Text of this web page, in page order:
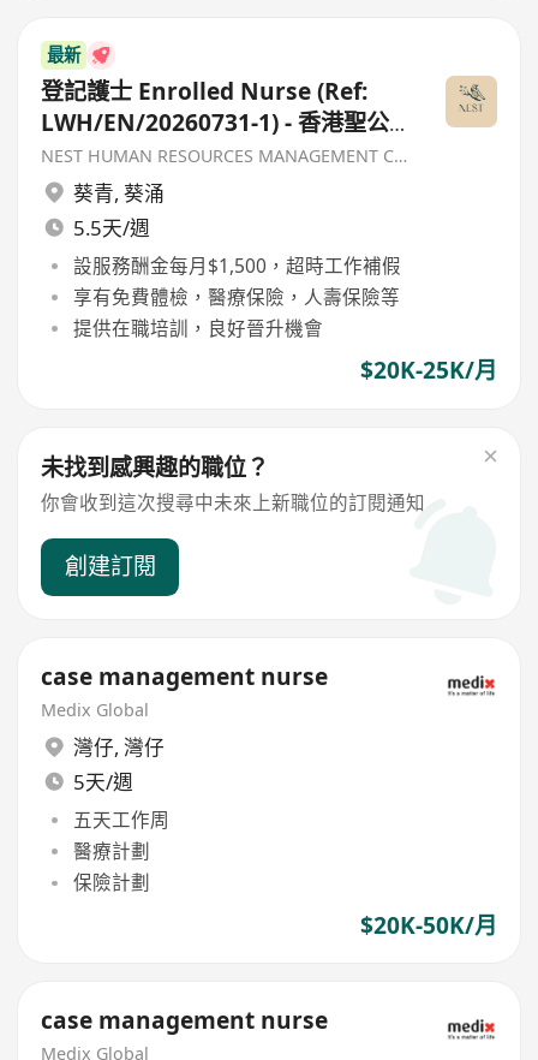
最新
登記護士 Enrolled Nurse (Ref:
LWH/EN/20260731-1) - 香港聖公
會福利協會
NEST HUMAN RESOURCES MANAGEMENT COMPANY
葵青, 葵涌
5.5天/週
設服務酬金每月$1,500，超時工作補假
享有免費體檢，醫療保險，人壽保險等
提供在職培訓，良好晉升機會
$20K-25K/月
未找到感興趣的職位？
你會收到這次搜尋中未來上新職位的訂閱通知
創建訂閱
case management nurse
Medix Global
灣仔, 灣仔
5天/週
五天工作周
醫療計劃
保險計劃
$20K-50K/月
case management nurse
Medix Global